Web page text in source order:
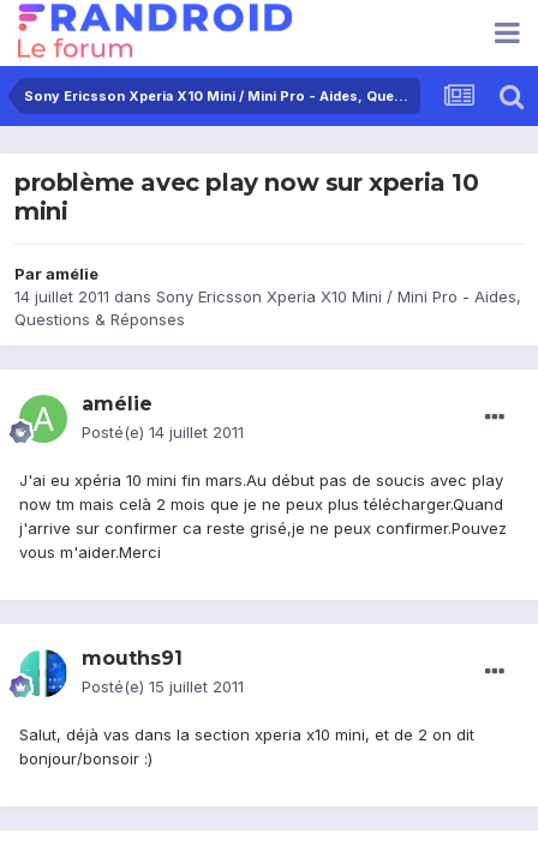
Sony Ericsson Xperia X10 Mini / Mini Pro - Aides, Questions & Réponses
problème avec play now sur xperia 10
mini
Paramélie
14 juillet 2011 dans Sony Ericsson Xperia X10 Mini / Mini Pro - Aides,
Questions & Réponses
amélie
Posté(e) 14 juillet 2011
J'ai eu xpéria 10 mini fin mars.Au début pas de soucis avec play
now tm mais celà 2 mois que je ne peux plus télécharger.Quand
j'arrive sur confirmer ca reste grisé,je ne peux confirmer.Pouvez
vous m'aider.Merci
mouths91
Posté(e) 15 juillet 2011
Salut, déjà vas dans la section xperia x10 mini, et de 2 on dit
bonjour/bonsoir :)